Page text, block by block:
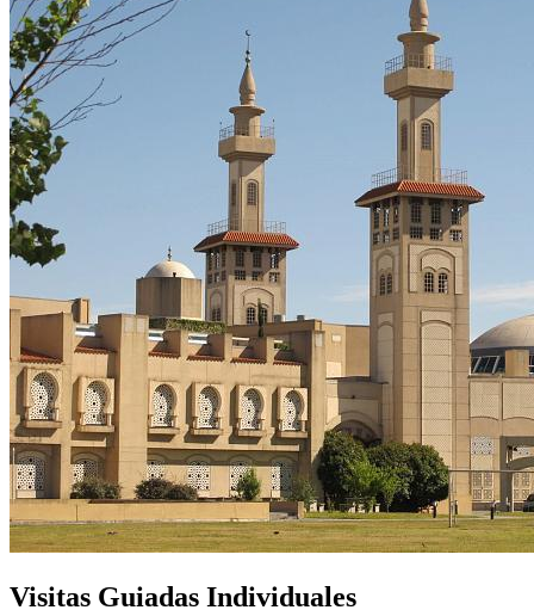
Visitas Guiadas Individuales